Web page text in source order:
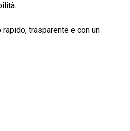
trasparente e con un